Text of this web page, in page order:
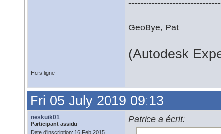
GeoBye, Pat
(Autodesk
Hors ligne
Fri 05 July 2019 09:13
neskuik01
Participant assidu
Date d'inscription: 16 Feb 2015
Patrice a écrit: